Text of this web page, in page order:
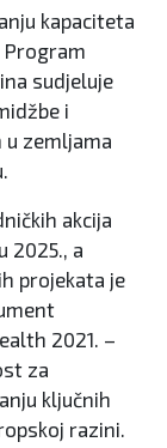
kapaciteta
sudjeluje
i
u zemljama
akcija
2025., a
projekata je
2021. –
za
ključnih
razini.